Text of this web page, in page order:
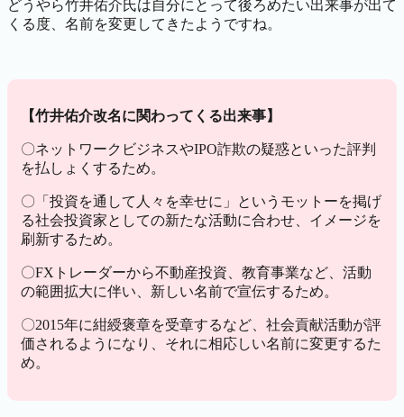
どうやら竹井佑介氏は自分にとって後ろめたい出来事が出て
くる度、名前を変更してきたようですね。
【竹井佑介改名に関わってくる出来事】
〇ネットワークビジネスやIPO詐欺の疑惑といった評判
を払しょくするため。
〇「投資を通して人々を幸せに」というモットーを掲げ
る社会投資家としての新たな活動に合わせ、イメージを
刷新するため。
〇FXトレーダーから不動産投資、教育事業など、活動
の範囲拡大に伴い、新しい名前で宣伝するため。
〇2015年に紺綬褒章を受章するなど、社会貢献活動が評
価されるようになり、それに相応しい名前に変更するた
め。